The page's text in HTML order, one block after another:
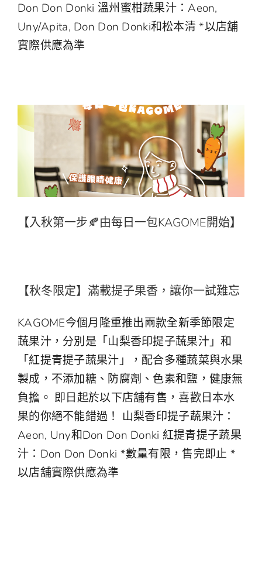
Don Don Donki 溫州蜜柑蔬果汁：Aeon,
Uny/Apita, Don Don Donki和松本清 *以店舖
實際供應為準
【入秋第一步🍂由每日一包KAGOME開始】
【秋冬限定】滿載提子果香，讓你一試難忘
KAGOME今個月隆重推出兩款全新季節限定
蔬果汁，分別是「山梨香印提子蔬果汁」和
「紅提青提子蔬果汁」，配合多種蔬菜與水果
製成，不添加糖、防腐劑、色素和鹽，健康無
負擔。 即日起於以下店舖有售，喜歡日本水
果的你絕不能錯過！ 山梨香印提子蔬果汁：
Aeon, Uny和Don Don Donki 紅提青提子蔬果
汁：Don Don Donki *數量有限，售完即止 *
以店舖實際供應為準